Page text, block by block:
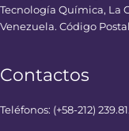
Tecnología Química, La
Venezuela. Código
Contactos
Teléfonos: (+58-212)